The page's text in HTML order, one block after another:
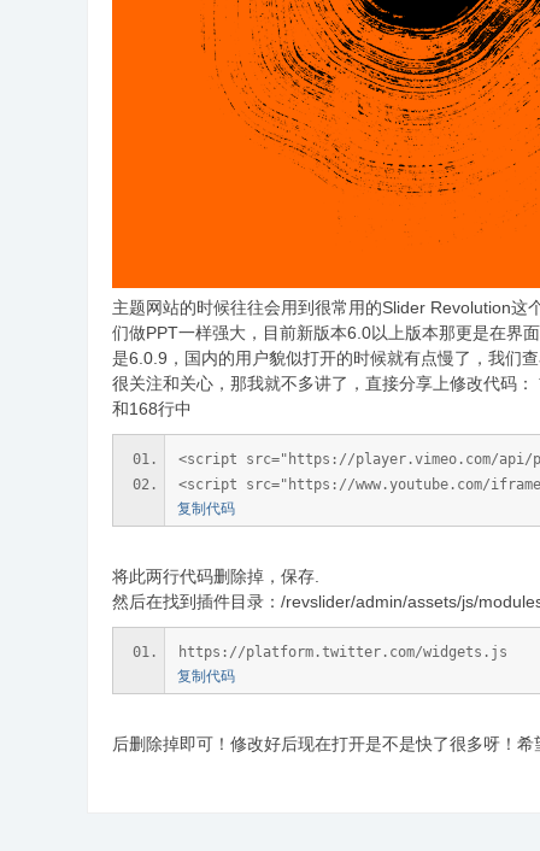
主题网站的时候往往会用到很常用的Slider Revolution
们做PPT一样强大，目前新版本6.0以上版本那更是在界
是6.0.9，国内的用户貌似打开的时候就有点慢了，我们
很关注和关心，那我就不多讲了，直接分享上修改代码
和168行中
<script src="https://player.vimeo.com/
<script src="https://www.youtube.com/
复制代码
将此两行代码删除掉，保存.
然后在找到插件目录：/revslider/admin/assets/js/
https://platform.twitter.com/widgets.js
复制代码
后删除掉即可！修改好后现在打开是不是快了很多呀！